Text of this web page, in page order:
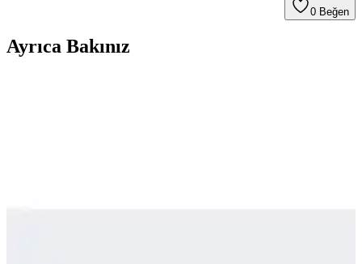
0 Beğen
Ayrıca Bakınız